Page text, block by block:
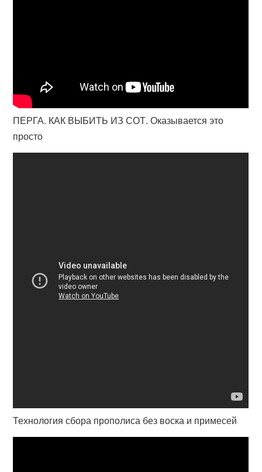
ПЕРГА. КАК ВЫБИТЬ ИЗ СОТ. Оказывается это
просто
Технология сбора прополиса без воска и примесей